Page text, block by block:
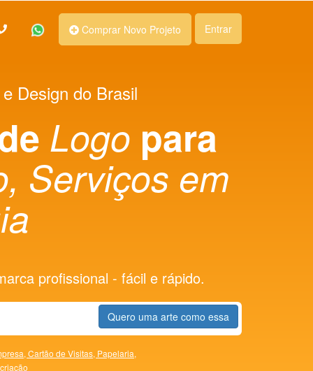
Comprar Novo Projeto Entrar
Design do Brasil
Logo para
Serviços em
profissional - fácil e rápido.
Quero uma arte como essa
Cartão de Visitas, Papelaria,